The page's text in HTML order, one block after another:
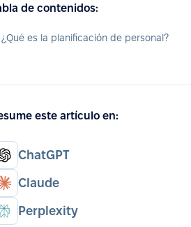
de contenidos:
¿Qué es la planificación de personal?
este artículo en:
ChatGPT
Claude
Perplexity